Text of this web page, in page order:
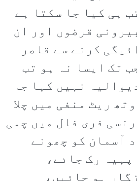
ہی کیا جا سکتا ہے
قرضوں اور ان
کرنے سے قاصر
تک ایسا نہ ہو تب
نہیں کہا جا
ریٹ منفی میں چلا
فری فال میں چلی
آسمان کو چھونے
رک جائے،